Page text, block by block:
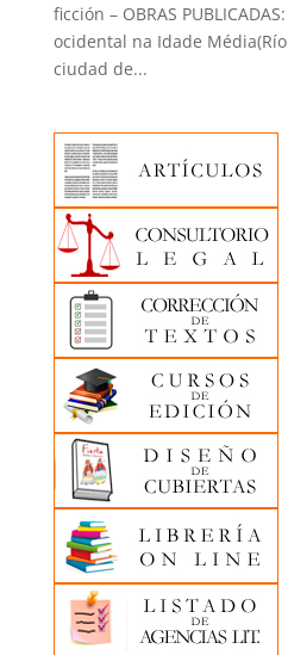
ficción – OBRAS
ocidental na Idade
ciudad de...